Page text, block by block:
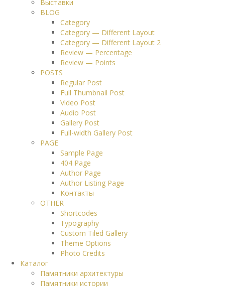
Выставки
BLOG
Category
Category — Different Layout
Category — Different Layout 2
Review — Percentage
Review — Points
POSTS
Regular Post
Full Thumbnail Post
Video Post
Audio Post
Gallery Post
Full-width Gallery Post
PAGE
Sample Page
404 Page
Author Page
Author Listing Page
Контакты
OTHER
Shortcodes
Typography
Custom Tiled Gallery
Theme Options
Photo Credits
Каталог
Памятники архитектуры
Памятники истории